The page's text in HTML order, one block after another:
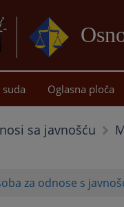
suda Oglasna ploča
sa javnošću
za odnose s